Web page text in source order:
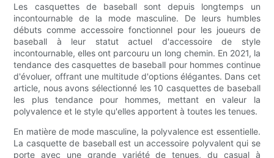
Les casquettes de baseball sont depuis longtemps un
incontournable de la mode masculine. De leurs humbles
débuts comme accessoire fonctionnel pour les joueurs de
baseball à leur statut actuel d'accessoire de style
incontournable, elles ont parcouru un long chemin. En 2021, la
tendance des casquettes de baseball pour hommes continue
d'évoluer, offrant une multitude d'options élégantes. Dans cet
article, nous avons sélectionné les 10 casquettes de baseball
les plus tendance pour hommes, mettant en valeur la
polyvalence et le style qu'elles apportent à toutes les tenues.
En matière de mode masculine, la polyvalence est essentielle.
La casquette de baseball est un accessoire polyvalent qui se
porte avec une grande variété de tenues, du casual à